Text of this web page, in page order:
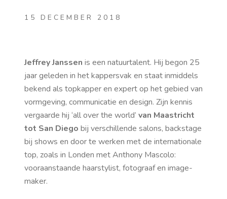
15 DECEMBER 2018
Jeffrey Janssen is een natuurtalent. Hij begon 25
jaar geleden in het kappersvak en staat inmiddels
bekend als topkapper en expert op het gebied van
vormgeving, communicatie en design. Zijn kennis
vergaarde hij ‘all over the world’ van Maastricht
tot San Diego bij verschillende salons, backstage
bij shows en door te werken met de internationale
top, zoals in Londen met Anthony Mascolo:
vooraanstaande haarstylist, fotograaf en image-
maker.